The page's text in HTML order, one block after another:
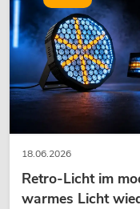
18.06.2026
Retro-Licht im
warmes Licht